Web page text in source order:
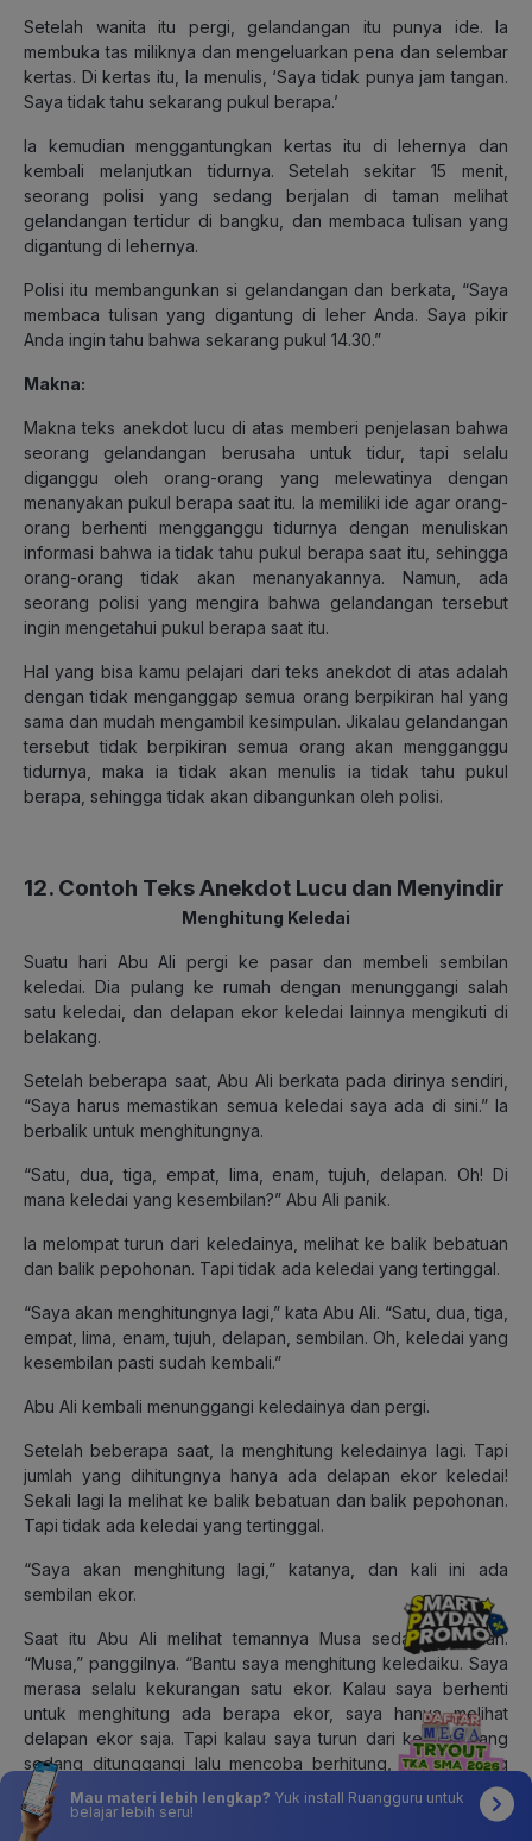
Setelah wanita itu pergi, gelandangan itu punya ide. Ia
membuka tas miliknya dan mengeluarkan pena dan selembar
kertas. Di kertas itu, Ia menulis, ‘Saya tidak punya jam tangan.
Saya tidak tahu sekarang pukul berapa.’
Ia kemudian menggantungkan kertas itu di lehernya dan
kembali melanjutkan tidurnya. Setelah sekitar 15 menit,
seorang polisi yang sedang berjalan di taman melihat
gelandangan tertidur di bangku, dan membaca tulisan yang
digantung di lehernya.
Polisi itu membangunkan si gelandangan dan berkata, “Saya
membaca tulisan yang digantung di leher Anda. Saya pikir
Anda ingin tahu bahwa sekarang pukul 14.30.”
Makna:
Makna teks anekdot lucu di atas memberi penjelasan bahwa
seorang gelandangan berusaha untuk tidur, tapi selalu
diganggu oleh orang-orang yang melewatinya dengan
menanyakan pukul berapa saat itu. Ia memiliki ide agar orang-
orang berhenti mengganggu tidurnya dengan menuliskan
informasi bahwa ia tidak tahu pukul berapa saat itu, sehingga
orang-orang tidak akan menanyakannya. Namun, ada
seorang polisi yang mengira bahwa gelandangan tersebut
ingin mengetahui pukul berapa saat itu.
Hal yang bisa kamu pelajari dari teks anekdot di atas adalah
dengan tidak menganggap semua orang berpikiran hal yang
sama dan mudah mengambil kesimpulan. Jikalau gelandangan
tersebut tidak berpikiran semua orang akan mengganggu
tidurnya, maka ia tidak akan menulis ia tidak tahu pukul
berapa, sehingga tidak akan dibangunkan oleh polisi.
12. Contoh Teks Anekdot Lucu dan Menyindir
Menghitung Keledai
Suatu hari Abu Ali pergi ke pasar dan membeli sembilan
keledai. Dia pulang ke rumah dengan menunggangi salah
satu keledai, dan delapan ekor keledai lainnya mengikuti di
belakang.
Setelah beberapa saat, Abu Ali berkata pada dirinya sendiri,
“Saya harus memastikan semua keledai saya ada di sini.” Ia
berbalik untuk menghitungnya.
“Satu, dua, tiga, empat, lima, enam, tujuh, delapan. Oh! Di
mana keledai yang kesembilan?” Abu Ali panik.
Ia melompat turun dari keledainya, melihat ke balik bebatuan
dan balik pepohonan. Tapi tidak ada keledai yang tertinggal.
“Saya akan menghitungnya lagi,” kata Abu Ali. “Satu, dua, tiga,
empat, lima, enam, tujuh, delapan, sembilan. Oh, keledai yang
kesembilan pasti sudah kembali.”
Abu Ali kembali menunggangi keledainya dan pergi.
Setelah beberapa saat, Ia menghitung keledainya lagi. Tapi
jumlah yang dihitungnya hanya ada delapan ekor keledai!
Sekali lagi Ia melihat ke balik bebatuan dan balik pepohonan.
Tapi tidak ada keledai yang tertinggal.
“Saya akan menghitung lagi,” katanya, dan kali ini ada
sembilan ekor.
Saat itu Abu Ali melihat temannya Musa sedang berjalan.
“Musa,” panggilnya. “Bantu saya menghitung keledaiku. Saya
merasa selalu kekurangan satu ekor. Kalau saya berhenti
untuk menghitung ada berapa ekor, saya hanya melihat
delapan ekor saja. Tapi kalau saya turun dari keledai yang
sedang ditunggangi lalu mencoba berhitung, keledai yang
kesembilan, dia ada lagi!”
“Saya justru bisa melihat ada sepuluh ekor keledai,” tawa
Mau materi lebih lengkap? Yuk install Ruangguru untuk
belajar lebih seru!